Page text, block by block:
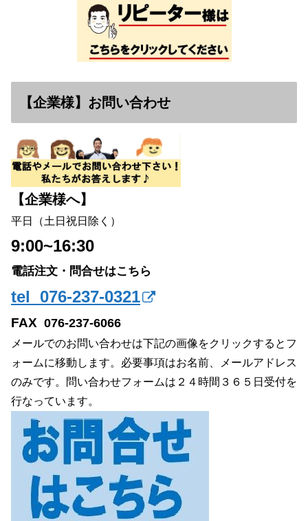
【企業様】お問い合わせ
【企業様へ】
平日（土日祝日除く）
9:00~16:30
電話注文・問合せはこちら
tel 076-237-0321
FAX 076-237-6066
メールでのお問い合わせは下記の画像をクリックするとフ
ォームに移動します。必要事項はお名前、メールアドレス
のみです。問い合わせフォームは２４時間３６５日受付を
行なっています。